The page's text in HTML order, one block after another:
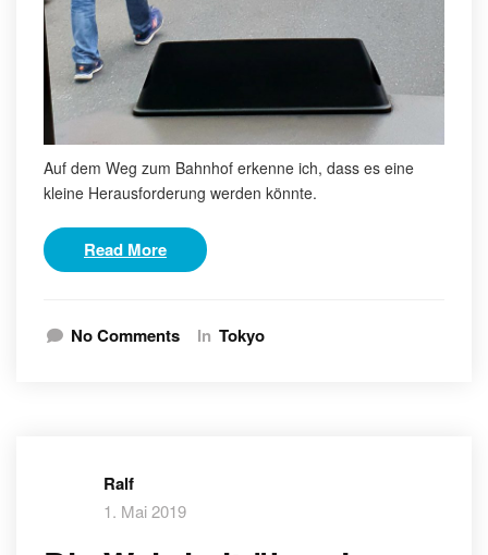
Auf dem Weg zum Bahnhof erkenne ich, dass es eine
kleine Herausforderung werden könnte.
Read More
No Comments In Tokyo
Ralf
1. Mai 2019